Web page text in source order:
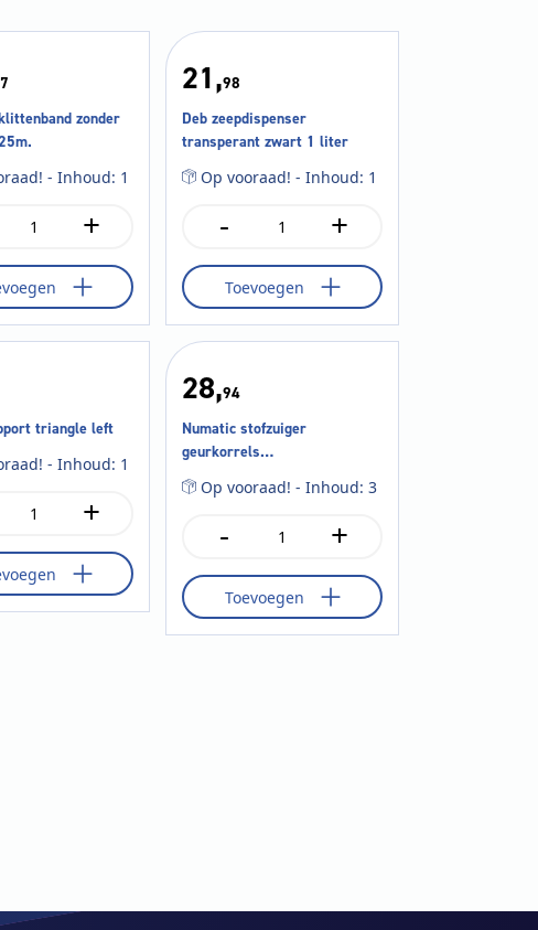
zonder
- Inhoud: 1
+
21,98
Deb zeepdispenser
transperant zwart 1 liter
Op vooraad! - Inhoud: 1
-
Deb
transperant
zwart
1
liter
+
Toevoegen
triangle left
- Inhoud: 1
+
28,94
Numatic stofzuiger
geurkorrels
eucalyptus/flower/limonella
250gr a3
Op vooraad! - Inhoud: 3
-
Numatic
geurkorrels
eucalyptus/flower/limonella
250gr
a3
+
Toevoegen